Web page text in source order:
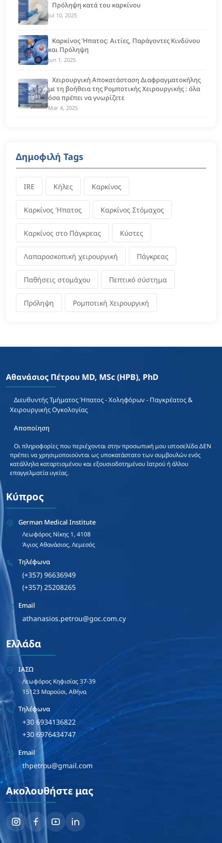
Πρόληψη κατά του καρκίνου
Jul 10, 2025
Καρκίνος Ήπατος: Αιτίες, Παράγοντες Κινδύνου
και Πρόληψη
Jun 1, 2025
Χειρουργική Αποκατάσταση Διαφραγματοκήλης
με τη βοήθεια της Ρομποτικής Χειρουργικής : όλα
όσα πρέπει να γνωρίζετε
Mar 4, 2025
Δημοφιλή Tags
IRE Κήλες Καρκίνος
Καρκίνος Ήπατος Καρκίνος Στόμαχος
Καρκίνος στο Πάγκρεας Κύστες
Λαπαροσκοπική χειρουργική Πάγκρεας
Παθήσεις στομάχου Πεπτικό σύστημα
Πρόληψη Ρομποτική Χειρουργική
Αθανάσιος Πέτρου MD, MSc (HPB), PhD
Διευθυντής Τμήματος Ήπατος - Χοληφόρων - Παγκρέατος &
Χειρουργικής Ογκολογίας
Αποποίηση
Οι πληροφορίες που περιέχονται στην προσωπική μου ιστοσελίδα ΔΕΝ
πρέπει να χρησιμοποιούνται ως υποκατάστατο των συμβουλών ενός
κατάλληλα καταρτισμένου και εξουσιοδοτημένου Ιατρού ή άλλου
επαγγελματία υγείας.
Κύπρος
German Medical Institute
Λεωφόρος Νίκης 1, 4108
Άγιος Αθανάσιος, Λεμεσός
Τηλέφωνα
(+357) 96636949
(+357) 25208265
Email
athanasios.petrou@goc.com.cy
Ελλάδα
ΙΑΣΩ
Λεωφόρος Κηφισίας 37-39
15123 Μαρούσι, Αθήνα
Τηλέφωνα
+30 6934136822
+30 6976434747
Email
thpetrou@gmail.com
Ακολουθήστε μας